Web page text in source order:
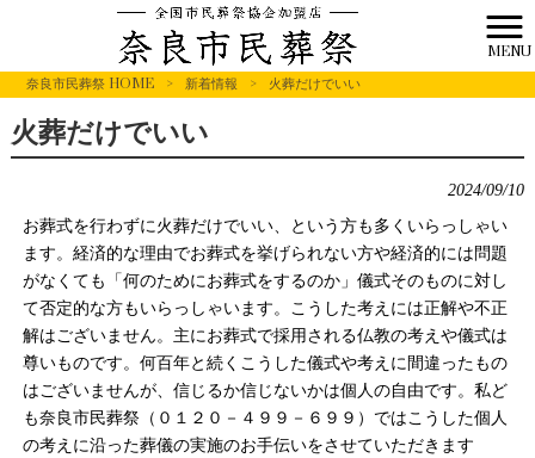
MENU
奈良市民葬祭 HOME
> 新着情報 > 火葬だけでいい
火葬だけでいい
2024/09/10
お葬式を行わずに火葬だけでいい、という方も多くいらっしゃい
ます。経済的な理由でお葬式を挙げられない方や経済的には問題
がなくても「何のためにお葬式をするのか」儀式そのものに対し
て否定的な方もいらっしゃいます。こうした考えには正解や不正
解はございません。主にお葬式で採用される仏教の考えや儀式は
尊いものです。何百年と続くこうした儀式や考えに間違ったもの
はございませんが、信じるか信じないかは個人の自由です。私ど
も奈良市民葬祭（０１２０－４９９－６９９）ではこうした個人
の考えに沿った葬儀の実施のお手伝いをさせていただきます